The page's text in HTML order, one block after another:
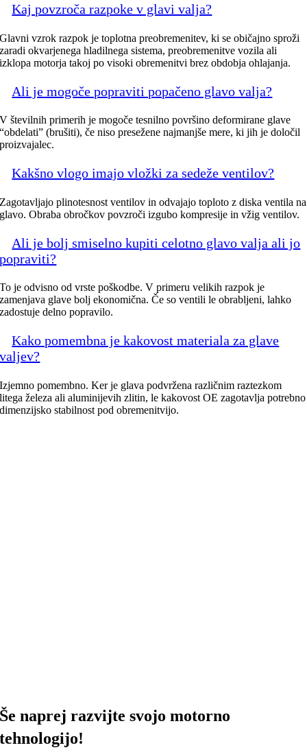
Kaj povzroča razpoke v glavi valja?
Glavni vzrok razpok je toplotna preobremenitev, ki se običajno sproži
zaradi okvarjenega hladilnega sistema, preobremenitve vozila ali
izklopa motorja takoj po visoki obremenitvi brez obdobja ohlajanja.
Ali je mogoče popraviti popačeno glavo valja?
V številnih primerih je mogoče tesnilno površino deformirane glave
“obdelati” (brušiti), če niso presežene najmanjše mere, ki jih je določil
proizvajalec.
Kakšno vlogo imajo vložki za sedeže ventilov?
Zagotavljajo plinotesnost ventilov in odvajajo toploto z diska ventila na
glavo. Obraba obročkov povzroči izgubo kompresije in vžig ventilov.
Ali je bolj smiselno kupiti celotno glavo valja ali jo
popraviti?
To je odvisno od vrste poškodbe. V primeru velikih razpok je
zamenjava glave bolj ekonomična. Če so ventili le obrabljeni, lahko
zadostuje delno popravilo.
Kako pomembna je kakovost materiala za glave
valjev?
Izjemno pomembno. Ker je glava podvržena različnim raztezkom
litega železa ali aluminijevih zlitin, le kakovost OE zagotavlja potrebno
dimenzijsko stabilnost pod obremenitvijo.
Še naprej razvijte svojo motorno
tehnologijo!